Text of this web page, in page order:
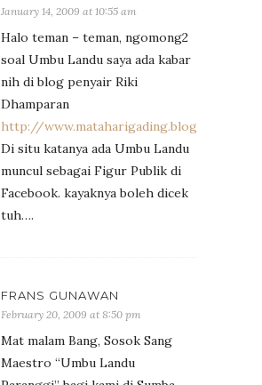
January 14, 2009 at 10:55 am
Halo teman – teman, ngomong2
soal Umbu Landu saya ada kabar
nih di blog penyair Riki
Dhamparan
http://www.mataharigading.blogspot.com
Di situ katanya ada Umbu Landu
muncul sebagai Figur Publik di
Facebook. kayaknya boleh dicek
tuh….
FRANS GUNAWAN
February 20, 2009 at 8:50 pm
Mat malam Bang, Sosok Sang
Maestro “Umbu Landu